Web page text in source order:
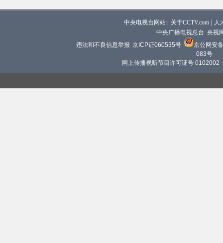
中央电视台网站 关于CCTV.com
人
中央广播电视总台 央视
违法和不良信息举报 京ICP证060535号
京公网安
083号
网上传播视听节目许可证号